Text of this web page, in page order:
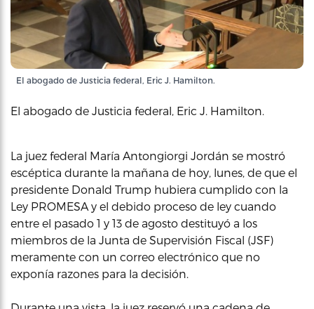
El abogado de Justicia federal, Eric J. Hamilton.
El abogado de Justicia federal, Eric J. Hamilton.
La juez federal María Antongiorgi Jordán se mostró
escéptica durante la mañana de hoy, lunes, de que el
presidente Donald Trump hubiera cumplido con la
Ley PROMESA y el debido proceso de ley cuando
entre el pasado 1 y 13 de agosto destituyó a los
miembros de la Junta de Supervisión Fiscal (JSF)
meramente con un correo electrónico que no
exponía razones para la decisión.